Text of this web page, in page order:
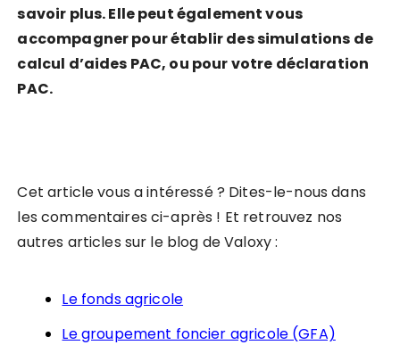
savoir plus. Elle peut également vous
accompagner pour établir des simulations de
calcul d’aides PAC, ou pour votre déclaration
PAC.
Cet article vous a intéressé ? Dites-le-nous dans
les commentaires ci-après ! Et retrouvez nos
autres articles sur le blog de Valoxy :
Le fonds agricole
Le groupement foncier agricole (GFA)